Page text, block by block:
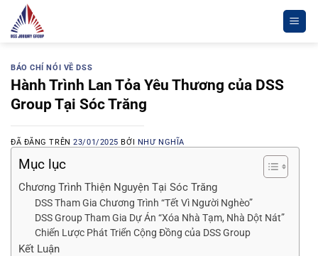
Chuyển
đến
dungBÁO CHÍ NÓI VỀ DSS
Hành Trình Lan Tỏa Yêu Thương của DSS
Group Tại Sóc Trăng
ĐÃ ĐĂNG TRÊN23/01/2025 BỞI NHƯ NGHĨA
Mục lục
Chương Trình Thiện Nguyện Tại Sóc Trăng
DSS Tham Gia Chương Trình “Tết Vì Người Nghèo”
DSS Group Tham Gia Dự Án “Xóa Nhà Tạm, Nhà Dột Nát”
Chiến Lược Phát Triển Cộng Đồng của DSS Group
Kết Luận